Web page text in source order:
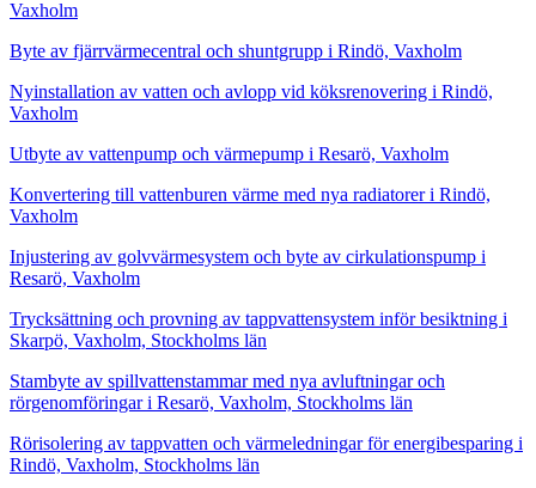
Vaxholm
Byte av fjärrvärmecentral och shuntgrupp i Rindö, Vaxholm
Nyinstallation av vatten och avlopp vid köksrenovering i Rindö,
Vaxholm
Utbyte av vattenpump och värmepump i Resarö, Vaxholm
Konvertering till vattenburen värme med nya radiatorer i Rindö,
Vaxholm
Injustering av golvvärmesystem och byte av cirkulationspump i
Resarö, Vaxholm
Trycksättning och provning av tappvattensystem inför besiktning i
Skarpö, Vaxholm, Stockholms län
Stambyte av spillvattenstammar med nya avluftningar och
rörgenomföringar i Resarö, Vaxholm, Stockholms län
Rörisolering av tappvatten och värmeledningar för energibesparing i
Rindö, Vaxholm, Stockholms län